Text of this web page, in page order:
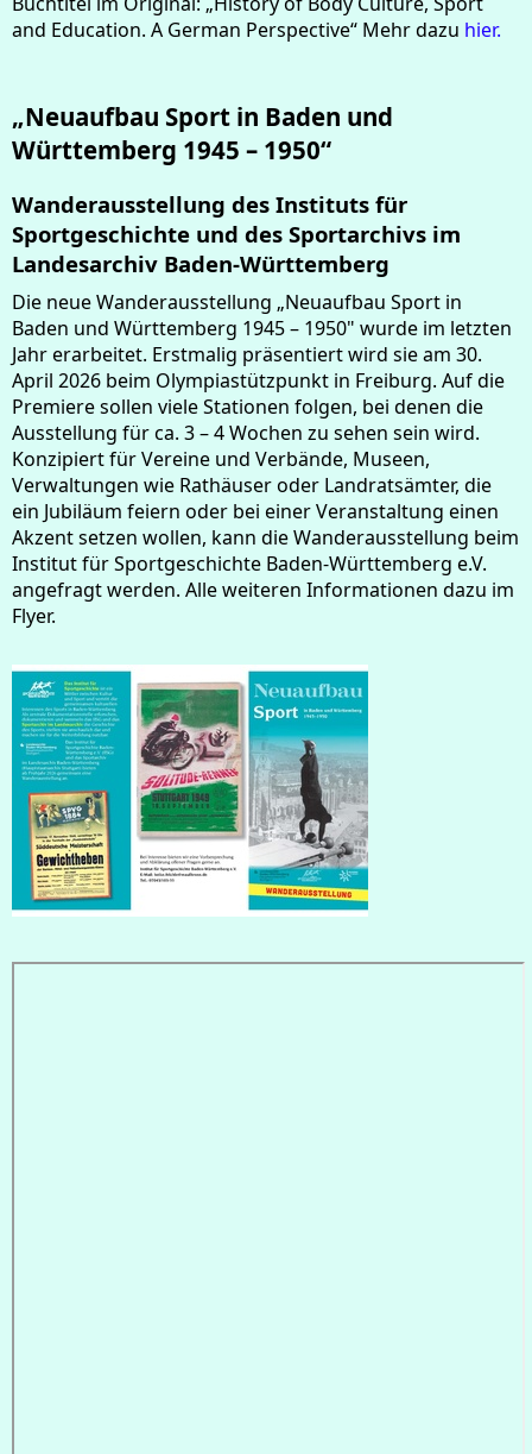
and Education. A German Perspective“ Mehr dazu hier.
„Neuaufbau Sport in Baden und
Württemberg 1945 – 1950“
Wanderausstellung des Instituts für
Sportgeschichte und des Sportarchivs im
Landesarchiv Baden-Württemberg
Die neue Wanderausstellung „Neuaufbau Sport in
Baden und Württemberg 1945 – 1950" wurde im letzten
Jahr erarbeitet. Erstmalig präsentiert wird sie am 30.
April 2026 beim Olympiastützpunkt in Freiburg. Auf die
Premiere sollen viele Stationen folgen, bei denen die
Ausstellung für ca. 3 – 4 Wochen zu sehen sein wird.
Konzipiert für Vereine und Verbände, Museen,
Verwaltungen wie Rathäuser oder Landratsämter, die
ein Jubiläum feiern oder bei einer Veranstaltung einen
Akzent setzen wollen, kann die Wanderausstellung beim
Institut für Sportgeschichte Baden-Württemberg e.V.
angefragt werden. Alle weiteren Informationen dazu im
Flyer.